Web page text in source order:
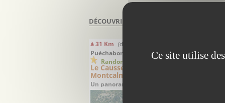
DÉCOUVRIR À PROXIMITÉ DE
à 31 Km
(distance à vol d'oiseau)
Puéchabon - Hérault
Randonnées
Le Causse de Puéchabon et le hameau
Montcalmès
Un panorama exceptionnel sur Saint-
Désert
Ce site utilise